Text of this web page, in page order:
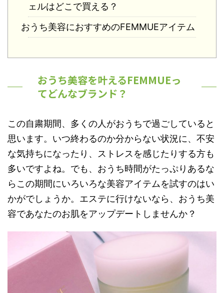
ェルはどこで買える？
おうち美容におすすめのFEMMUEアイテム
おうち美容を叶えるFEMMUEっ
てどんなブランド？
この自粛期間、多くの人がおうちで過ごしていると
思います。いつ終わるのか分からない状況に、不安
な気持ちになったり、ストレスを感じたりする方も
多いですよね。でも、おうち時間がたっぷりあるな
らこの期間にいろいろな美容アイテムを試すのはい
かがでしょうか。エステに行けないなら、おうち美
容であなたのお肌をアップデートしませんか？